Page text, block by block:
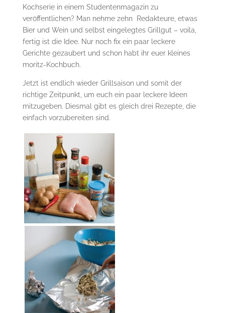
Kochserie in einem Studentenmagazin zu
veröffentlichen? Man nehme zehn Redakteure, etwas
Bier und Wein und selbst eingelegtes Grillgut – voila,
fertig ist die Idee. Nur noch fix ein paar leckere
Gerichte gezaubert und schon habt ihr euer kleines
moritz-Kochbuch.
Jetzt ist endlich wieder Grillsaison und somit der
richtige Zeitpunkt, um euch ein paar leckere Ideen
mitzugeben. Diesmal gibt es gleich drei Rezepte, die
einfach vorzubereiten sind.